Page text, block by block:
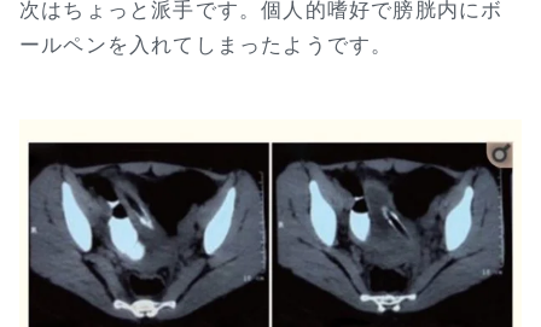
次はちょっと派手です。個人的嗜好で膀胱内にボ
ールペンを入れてしまったようです。